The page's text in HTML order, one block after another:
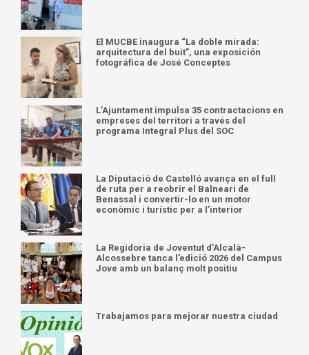
El MUCBE inaugura “La doble mirada:
arquitectura del buit”, una exposición
fotográfica de José Conceptes
L’Ajuntament impulsa 35 contractacions en
empreses del territori a través del
programa Integral Plus del SOC
La Diputació de Castelló avança en el full
de ruta per a reobrir el Balneari de
Benassal i convertir-lo en un motor
econòmic i turístic per a l’interior
La Regidoria de Joventut d’Alcalà-
Alcossebre tanca l’edició 2026 del Campus
Jove amb un balanç molt positiu
Trabajamos para mejorar nuestra ciudad